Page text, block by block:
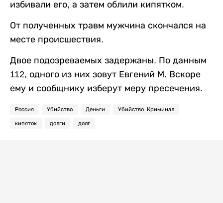
избивали его, а затем облили кипятком.
От полученных травм мужчина скончался на
месте происшествия.
Двое подозреваемых задержаны. По данным
112, одного из них зовут Евгений М. Вскоре
ему и сообщнику изберут меру пресечения.
Россия Убийство Деньги Убийство. Криминал
кипяток долги долг